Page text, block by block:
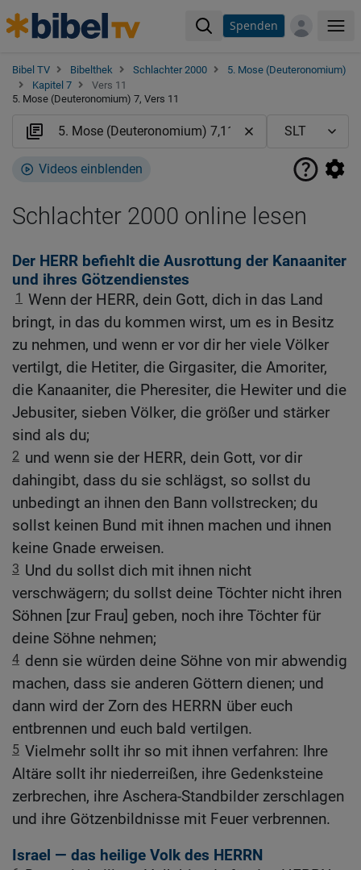
Spenden
Bibel TV Bibelthek Schlachter 2000
5. Mose (Deuteronomium)
Kapitel 7
Vers 11
5. Mose (Deuteronomium) 7, Vers 11
Videos einblenden
Schlachter 2000 online lesen
Der HERR befiehlt die Ausrottung der Kanaaniter
und ihres Götzendienstes
1 Wenn der HERR, dein Gott, dich in das Land
bringt, in das du kommen wirst, um es in Besitz
zu nehmen, und wenn er vor dir her viele Völker
vertilgt, die Hetiter, die Girgasiter, die Amoriter,
die Kanaaniter, die Pheresiter, die Hewiter und die
Jebusiter, sieben Völker, die größer und stärker
sind als du;
2 und wenn sie der HERR, dein Gott, vor dir
dahingibt, dass du sie schlägst, so sollst du
unbedingt an ihnen den Bann vollstrecken; du
sollst keinen Bund mit ihnen machen und ihnen
keine Gnade erweisen.
3 Und du sollst dich mit ihnen nicht
verschwägern; du sollst deine Töchter nicht ihren
Söhnen [zur Frau] geben, noch ihre Töchter für
deine Söhne nehmen;
4 denn sie würden deine Söhne von mir abwendig
machen, dass sie anderen Göttern dienen; und
dann wird der Zorn des HERRN über euch
entbrennen und euch bald vertilgen.
5 Vielmehr sollt ihr so mit ihnen verfahren: Ihre
Altäre sollt ihr niederreißen, ihre Gedenksteine
zerbrechen, ihre Aschera-Standbilder zerschlagen
und ihre Götzenbildnisse mit Feuer verbrennen.
Israel — das heilige Volk des HERRN